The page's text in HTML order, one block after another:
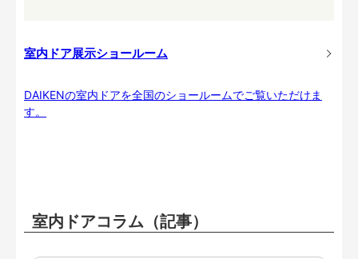
室内ドア展示ショールーム
DAIKENの室内ドアを全国のショールームでご覧いただけま
す。
室内ドアコラム（記事）